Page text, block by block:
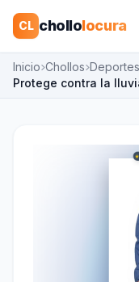
CL chollolocura
Inicio Chollos Deportes
Protege contra la